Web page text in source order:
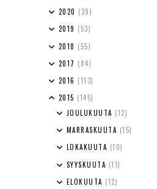
2020 (39)
2019 (53)
2018 (55)
2017 (84)
2016 (113)
2015 (145)
JOULUKUUTA (12)
MARRASKUUTA (15)
LOKAKUUTA (10)
SYYSKUUTA (11)
ELOKUUTA (12)